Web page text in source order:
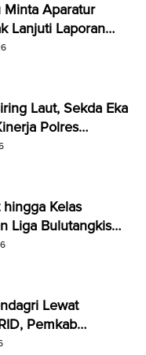
Minta Aparatur
Lanjuti Laporan
Laut, Sekda Eka
Polres
Kelas
Liga Bulutangkis
Juta
Lewat
Pemkab
Petani Panen 3